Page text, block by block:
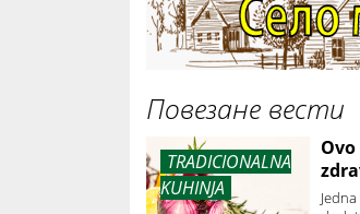
Повезане вести
TRADICIONALNA
KUHINJA